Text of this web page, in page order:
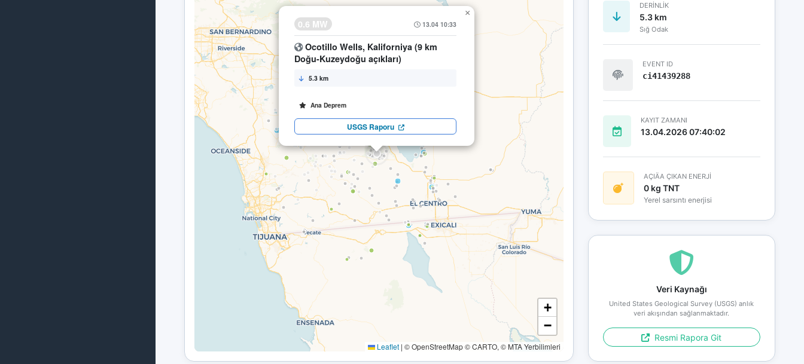
0.6 MW 13.04 10:33
Ocotillo Wells, Kaliforniya (9 km
Doğu-Kuzeydoğu açıkları)
5.3 km
Ana Deprem
USGS Raporu
×
+
−
Leaflet | © OpenStreetMap © CARTO, © MTA Yerbilimleri
DERINLIK
5.3 km
Sığ Odak
EVENT ID
ci41439288
KAYIT ZAMANI
13.04.2026 07:40:02
AÇIÄA ÇIKAN ENERJİ
0 kg TNT
Yerel sarsıntı enerjisi
Veri Kaynağı
United States Geological Survey (USGS) anlık
veri akışından sağlanmaktadır.
Resmi Rapora Git